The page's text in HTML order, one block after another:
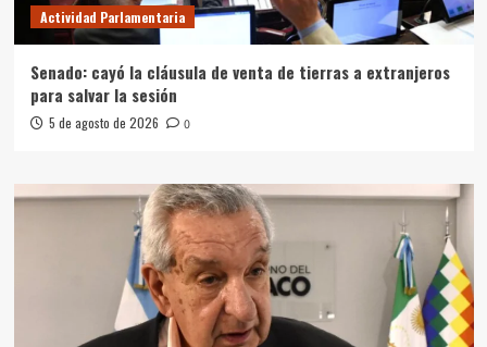
Actividad Parlamentaria
Senado: cayó la cláusula de venta de tierras a extranjeros
para salvar la sesión
5 de agosto de 2026 0